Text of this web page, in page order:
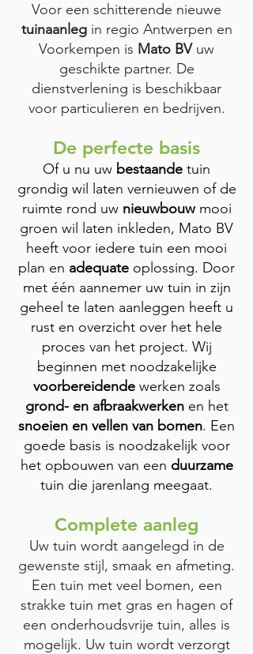
Voor een schitterende nieuwe
tuinaanlegin regio Antwerpen en
Voorkempen is Mato BVuw
geschikte partner. De
dienstverlening is beschikbaar
voor particulieren en bedrijven.
De perfecte basis
Of u nu uw bestaande tuin
grondig wil laten vernieuwen of de
ruimte rond uw nieuwbouwmooi
groen wil laten inkleden, Mato BV
heeft voor iedere tuin een mooi
plan en adequate oplossing. Door
met één aannemer uw tuin in zijn
geheel te laten aanleggen heeft u
rust en overzicht over het hele
proces van het project. Wij
beginnen met noodzakelijke
voorbereidendewerken zoals
grond- en afbraakwerkenen het
snoeien en vellen van bomen. Een
goede basis is noodzakelijk voor
het opbouwen van een duurzame
tuin die jarenlang meegaat.
Complete aanleg
Uw tuin wordt aangelegd in de
gewenste stijl, smaak en afmeting.
Een tuin met veel bomen, een
strakke tuin met gras en hagen of
een onderhoudsvrije tuin, alles is
mogelijk. Uw tuin wordt verzorgt